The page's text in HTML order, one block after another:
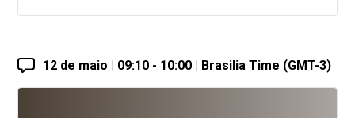
12 de maio | 09:10 - 10:00 | Brasilia Time (GMT-3)